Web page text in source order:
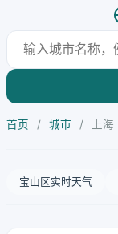
首页 / 城市 / 上海
宝山区实时天气